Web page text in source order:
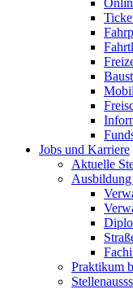
Jobs und Karriere
Aktuelle
Praktikum